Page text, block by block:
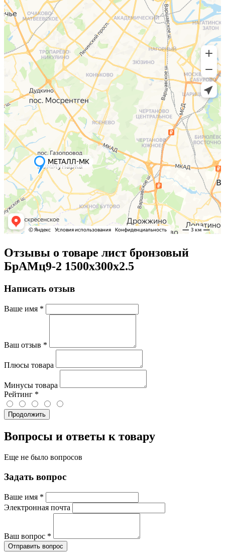
Отзывы о товаре лист бронзовый
БрАМц9-2 1500х300х2.5
Написать отзыв
Ваше имя *
Ваш отзыв *
Плюсы товара
Минусы товара
Рейтинг *
Продолжить
Вопросы и ответы к товару
Еще не было вопросов
Задать вопрос
Ваше имя *
Электронная почта
Ваш вопрос *
Отправить вопрос